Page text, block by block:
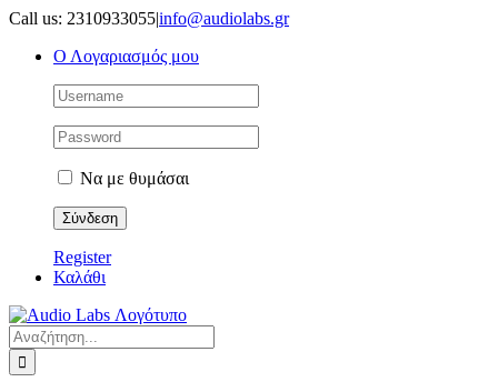
Μετάβαση
περιεχόμενο
Call us: 2310933055|info@audiolabs.gr
Ο Λογαριασμός μου
Να με θυμάσαι
Register
Καλάθι
Αναζήτηση
για: